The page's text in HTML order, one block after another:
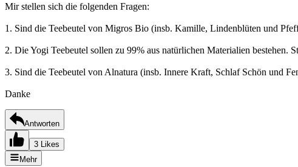
Mir stellen sich die folgenden Fragen:
1. Sind die Teebeutel von Migros Bio (insb. Kamille, Lindenblüten und
2. Die Yogi Teebeutel sollen zu 99% aus natürlichen Materialien bestehen.
3. Sind die Teebeutel von Alnatura (insb. Innere Kraft, Schlaf Schön und
Danke
Antworten
3 Likes
Mehr